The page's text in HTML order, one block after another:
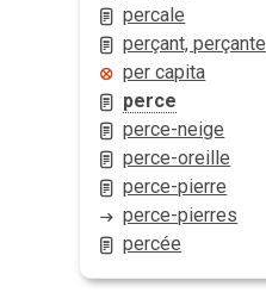
percale
perçant, perçante
per capita
perce
perce-neige
perce-oreille
perce-pierre
perce-pierres
percée